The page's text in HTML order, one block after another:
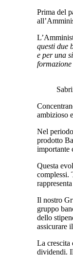
Prima del
questi due
e per una
ambizioso
Nel
prodotto
importante
Questa
complessi.
Il nostro
gruppo
dello
assicurare
La crescita
dividendi.